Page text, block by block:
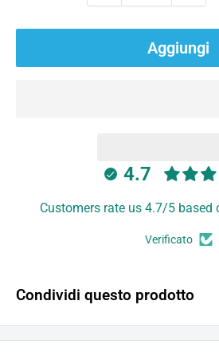
Aggiungi
4.7
Customers rate us 4.7/5 based
Verificato
Condividi questo prodotto